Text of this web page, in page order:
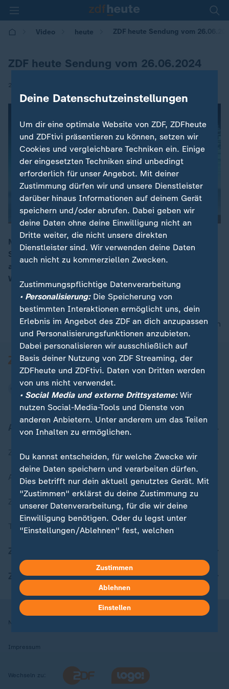
Video heute ZDF heute Sendung vom
ZDF heute Sendung vom 26.06.2024
26.06.2024 | 12:00
00:15
Mit folgenden Themen: Assange zurück in Australien;
Spionageprozess gegen US-Journalisten; EU-Mitglied
aber nicht Euroraum; weiteren Nachrichten und dem
Wetter.
nach oben
Aktuell bei ZDFheute
Zuletzt veröffentlicht
Aktuelle Sendungs-Videos
ZDFheute Stories
Themen im Überblick
ZDFheute Apps
Nutzungsbedingungen
Impressum
Wechseln zu:
Deine Datenschutzeinstellungen
Um dir eine optimale Website von ZDF, ZDFheute
und ZDFtivi präsentieren zu können, setzen wir
Cookies und vergleichbare Techniken ein. Einige
der eingesetzten Techniken sind unbedingt
erforderlich für unser Angebot. Mit deiner
Zustimmung dürfen wir und unsere Dienstleister
darüber hinaus Informationen auf deinem Gerät
speichern und/oder abrufen. Dabei geben wir
deine Daten ohne deine Einwilligung nicht an
Dritte weiter, die nicht unsere direkten
Dienstleister sind. Wir verwenden deine Daten
auch nicht zu kommerziellen Zwecken.
Zustimmungspflichtige Datenverarbeitung
• Personalisierung:Die Speicherung von
bestimmten Interaktionen ermöglicht uns, dein
Erlebnis im Angebot des ZDF an dich anzupassen
und Personalisierungsfunktionen anzubieten.
Dabei personalisieren wir ausschließlich auf
Basis deiner Nutzung von ZDF Streaming, der
ZDFheute und ZDFtivi. Daten von Dritten werden
von uns nicht verwendet.
• Social Media und externe Drittsysteme:Wir
nutzen Social-Media-Tools und Dienste von
anderen Anbietern. Unter anderem um das Teilen
von Inhalten zu ermöglichen.
Du kannst entscheiden, für welche Zwecke wir
deine Daten speichern und verarbeiten dürfen.
Dies betrifft nur dein aktuell genutztes Gerät. Mit
"Zustimmen" erklärst du deine Zustimmung zu
unserer Datenverarbeitung, für die wir deine
Einwilligung benötigen. Oder du legst unter
"Einstellungen/Ablehnen" fest, welchen
kannst du jederzeit mit Wirkung für die Zukunft
in deinen Einstellungen widerrufen oder ändern.
Hier findest du das Impressum.
Weitere Informationen findest du in unserer
Zustimmen
Ablehnen
Einstellen